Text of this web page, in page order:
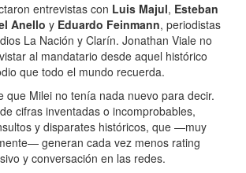
entrevistas con Luis Majul, Esteban
Anello yEduardo Feinmann, periodistas
La Nación y Clarín. Jonathan Viale no
al mandatario desde aquel histórico
que todo el mundo recuerda.
que Milei no tenía nada nuevo para decir.
cifras inventadas o incomprobables,
y disparates históricos, que —muy
generan cada vez menos rating
y conversación en las redes.